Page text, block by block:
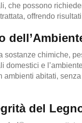
che possono
offrendo
sostanze chimiche,
domestici e
ambienti abitati,
del